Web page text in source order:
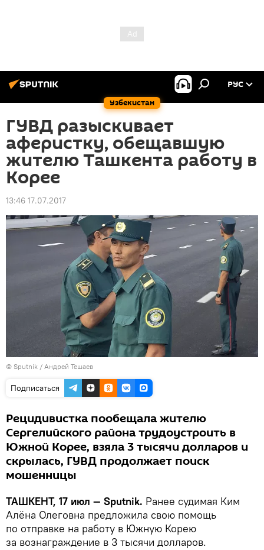
Узбекистан
РУС
ГУВД разыскивает
аферистку, обещавшую
жителю Ташкента работу в
Корее
13:46 17.07.2017
© Sputnik / Андрей Тешаев
Подписаться
Рецидивистка пообещала жителю
Сергелийского района трудоустроить в
Южной Корее, взяла 3 тысячи долларов и
скрылась, ГУВД продолжает поиск
мошенницы
ТАШКЕНТ, 17 июл — Sputnik. Ранее судимая Ким
Алёна Олеговна предложила свою помощь
по отправке на работу в Южную Корею
за вознаграждение в 3 тысячи долларов.